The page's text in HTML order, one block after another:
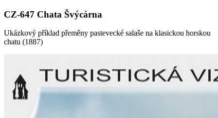
CZ-647 Chata Švýcárna
Ukázkový příklad přeměny pastevecké salaše na klasickou horskou
chatu (1887)